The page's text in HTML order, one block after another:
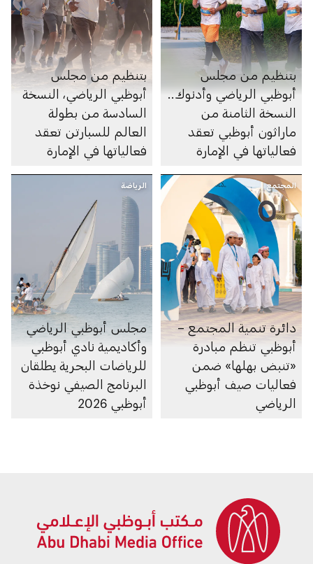
بتنظيم من مجلس
أبوظبي الرياضي وأدنوك..
النسخة الثامنة من
ماراثون أبوظبي تعقد
فعالياتها في الإمارة
بتنظيم من مجلس
أبوظبي الرياضي، النسخة
السادسة من بطولة
العالم للسبارتن تعقد
فعالياتها في الإمارة
المجتمع
دائرة تنمية المجتمع –
أبوظبي تنظم مبادرة
«تنبض بهلها» ضمن
فعاليات صيف أبوظبي
الرياضي
الرياضة
مجلس أبوظبي الرياضي
وأكاديمية نادي أبوظبي
للرياضات البحرية يطلقان
البرنامج الصيفي نوخذة
أبوظبي 2026